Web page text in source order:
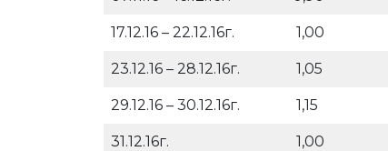
17.12.16 – 22.12.16г. 1,00
23.12.16 – 28.12.16г. 1,05
29.12.16 – 30.12.16г. 1,15
31.12.16г. 1,00